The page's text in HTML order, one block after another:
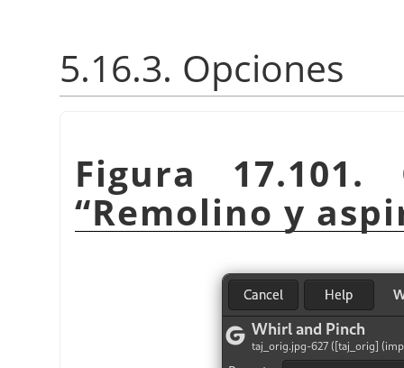
5.16.3. Opciones
Figura
“Remolino y